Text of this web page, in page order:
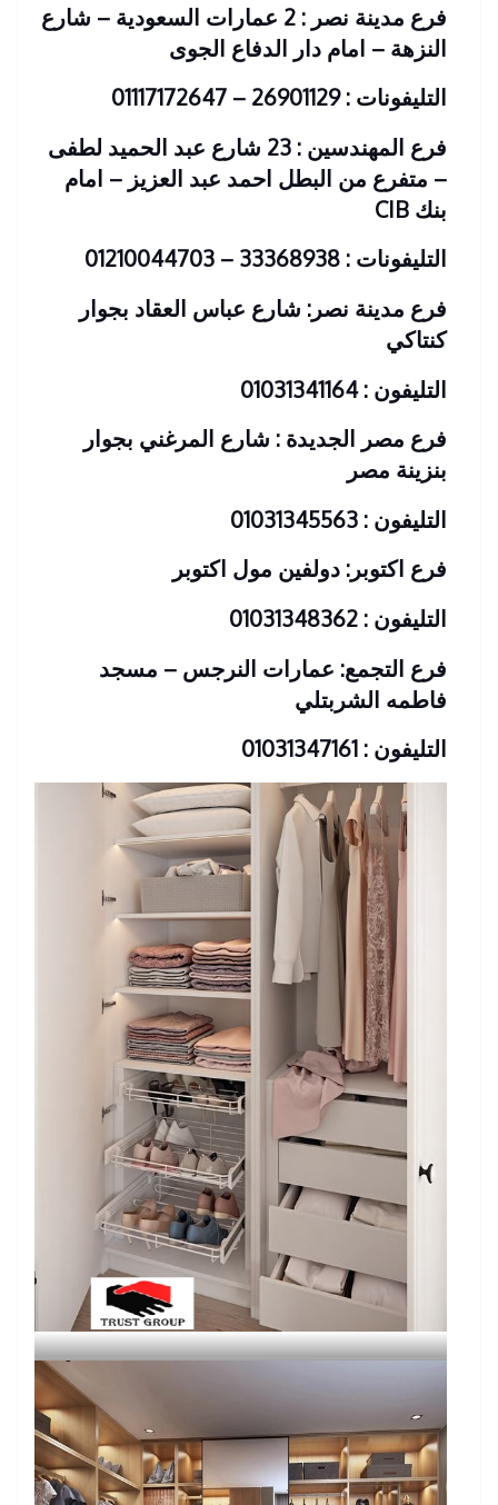
فرع مدينة نصر : 2 عمارات السعودية – شارع
النزهة – امام دار الدفاع الجوى
التليفونات : 26901129 – 01117172647
فرع المهندسين : 23 شارع عبد الحميد لطفى
– متفرع من البطل احمد عبد العزيز – امام
بنك CIB
التليفونات : 33368938 – 01210044703
فرع مدينة نصر: شارع عباس العقاد بجوار
كنتاكي
التليفون : 01031341164
فرع مصر الجديدة : شارع المرغني بجوار
بنزينة مصر
التليفون : 01031345563
فرع اكتوبر: دولفين مول اكتوبر
التليفون : 01031348362
فرع التجمع: عمارات النرجس – مسجد
فاطمه الشربتلي
التليفون : 01031347161